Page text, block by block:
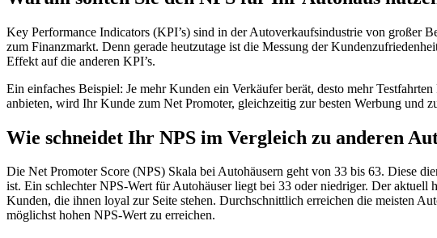
Key Performance Indicators (KPI’s) sind in der Autoverkaufsindustrie von großer
zum Finanzmarkt. Denn gerade heutzutage ist die Messung der
Effekt auf die anderen KPI’s.
Ein einfaches Beispiel: Je mehr Kunden ein Verkäufer berät, desto mehr
anbieten, wird Ihr Kunde zum Net Promoter, gleichzeitig zur besten Werbung und
Wie schneidet Ihr NPS im Vergleich zu anderen
Die Net Promoter Score (NPS) Skala bei Autohäusern geht von 33 bis 63. Diese
ist. Ein schlechter NPS-Wert für Autohäuser liegt bei 33 oder niedriger. Der aktuell
Kunden, die ihnen loyal zur Seite stehen. Durchschnittlich erreichen die meisten
möglichst hohen NPS-Wert zu erreichen.